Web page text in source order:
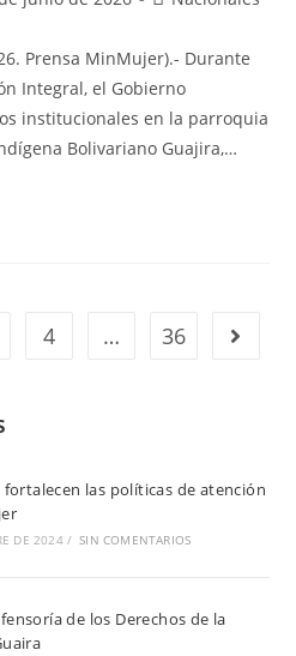
Prensa MinMujer).- Durante
Integral, el Gobierno
institucionales en la parroquia
Bolivariano Guajira,…
4 … 36
fortalecen las políticas de atención
DE 2024 / SIN COMENTARIOS
de los Derechos de la